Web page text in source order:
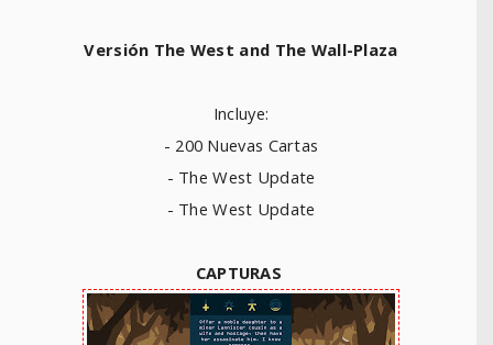
Versión The West and The Wall-Plaza
Incluye:
- 200 Nuevas Cartas
- The West Update
- The West Update
CAPTURAS